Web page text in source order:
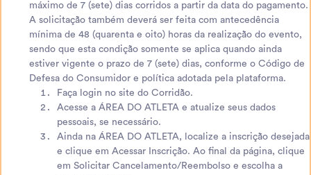
máximo de 7 (sete) dias corridos a partir da data do pagamento.
A solicitação também deverá ser feita com antecedência
mínima de 48 (quarenta e oito) horas da realização do evento,
sendo que esta condição somente se aplica quando ainda
estiver vigente o prazo de 7 (sete) dias, conforme o Código de
Defesa do Consumidor e política adotada pela plataforma.
Faça login no site do Corridão.
Acesse a ÁREA DO ATLETA e atualize seus dados
pessoais, se necessário.
Ainda na ÁREA DO ATLETA, localize a inscrição desejada
e clique em Acessar Inscrição. Ao final da página, clique
em Solicitar Cancelamento/Reembolso e escolha a